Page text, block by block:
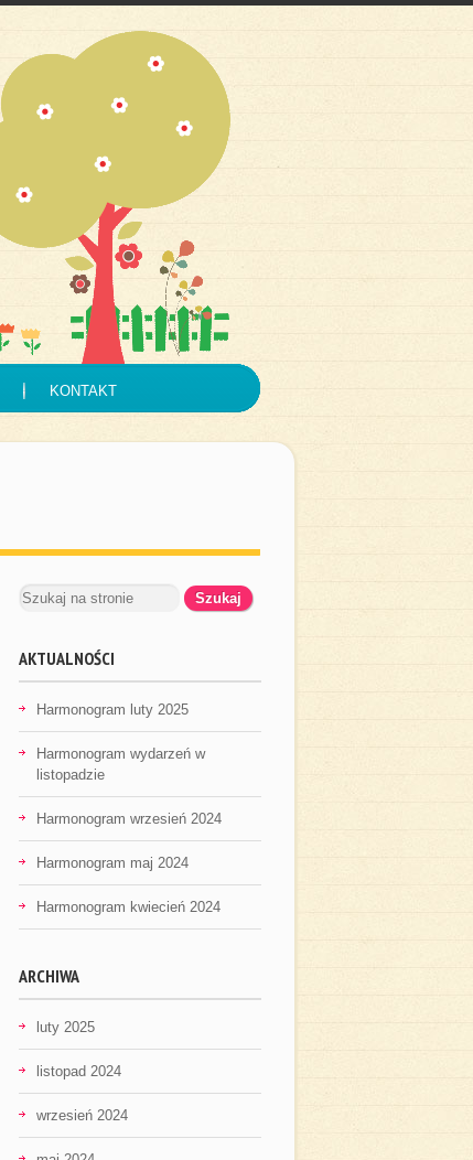
KONTAKT
AKTUALNOŚCI
Harmonogram luty 2025
Harmonogram wydarzeń w
listopadzie
Harmonogram wrzesień 2024
Harmonogram maj 2024
Harmonogram kwiecień 2024
ARCHIWA
luty 2025
listopad 2024
wrzesień 2024